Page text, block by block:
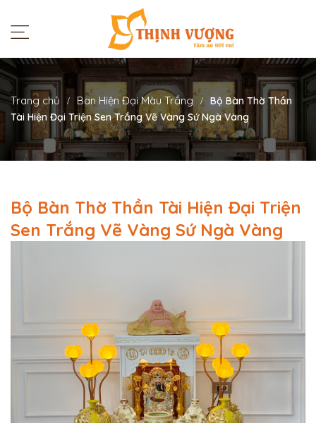
Trang chủ Ban Hiện Đại Màu Trắng
Bộ Bàn Thờ Thần
Tài Hiện Đại Triện Sen Trắng Vẽ Vàng Sứ Ngà Vàng
Bộ Bàn Thờ Thần Tài Hiện Đại Triện
Sen Trắng Vẽ Vàng Sứ Ngà Vàng